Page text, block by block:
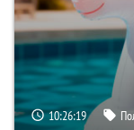
10:26:18